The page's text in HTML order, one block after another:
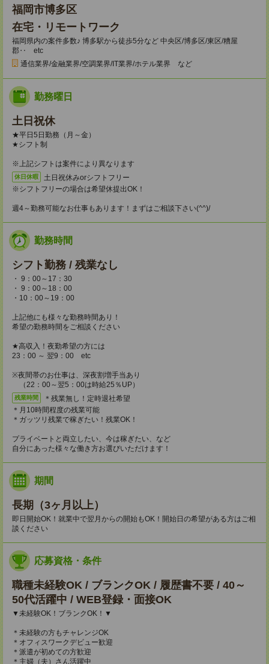
福岡市博多区
在宅・リモートワーク
福岡県内の案件多数♪ 博多駅から徒歩5分など 中央区/博多区/東区/糟屋
郡‥ etc
通信業界/金融業界/空調業界/IT業界/ホテル業界 など
勤務曜日
土日祝休
★平日5日勤務（月～金）
★シフト制
※上記シフトは案件により異なります
休日休暇
土日祝休みorシフトフリー
※シフトフリーの場合は希望休提出OK！
週4～勤務可能なお仕事もあります！まずはご相談下さい(^^)/
勤務時間
シフト勤務 / 残業なし
・ 9：00～17：30
・ 9：00～18：00
・10：00～19：00
上記他にも様々な勤務時間あり！
希望の勤務時間をご相談ください
★高収入！夜勤希望の方には
23：00 ～ 翌9：00 etc
※夜間帯のお仕事は、深夜割増手当あり
（22：00～翌5：00は時給25％UP）
残業時間
＊残業無し！定時退社希望
＊月10時間程度の残業可能
＊ガッツリ残業で稼ぎたい！残業OK！
プライベートと両立したい、今は稼ぎたい、など
自分にあった様々な働き方お選びいただけます！
期間
長期（3ヶ月以上）
即日開始OK！就業中で翌月からの開始もOK！開始日の希望がある方はご相
談ください
応募資格・条件
職種未経験OK / ブランクOK / 履歴書不要 / 40～
50代活躍中 / WEB登録・面接OK
▼未経験OK！ブランクOK！▼
＊未経験の方もチャレンジOK
＊オフィスワークデビュー歓迎
＊派遣が初めての方歓迎
＊主婦（夫）さん活躍中